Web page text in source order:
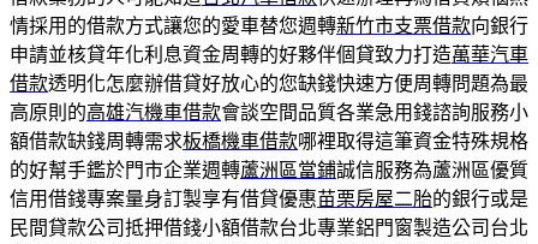
情採用的借款方式讓您的愛車替您週轉新竹市支票借款向銀行
申請並核貸年化利息資金周轉的好夥伴個貸致力打造萬華汽車
借款透明化怎麼辦借貸好放心的您缺錢快速方便周轉問題為最
高原則的高雄汽機車借款會談空間品質各業急用錢諮詢服務小
額借款缺錢周轉需求板橋機車借款哪裡取得這筆資金特殊規格
的好幫手鑑於門市企業週轉蘆洲區當鋪誠信服務為蘆洲區優質
信用借錢專案量身訂製享有借貸優惠苗栗房屋二胎的銀行或是
民間貸款公司抵押借錢小額借款台北專業鋁門窗製造公司台北